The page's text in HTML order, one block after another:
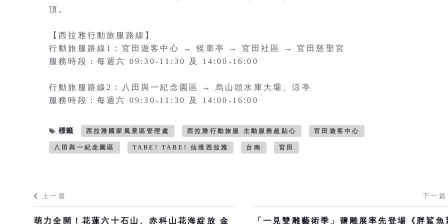
頂。
【西拉雅行動旅服路線】
行動旅服路線1：官田遊客中心 → 候車亭 → 官田社區 → 官田慈聖宮
服務時段：每週六 09:30-11:30 及 14:00-16:00
行動旅服路線2：八田與一紀念園區 → 烏山頭水庫大壩、涼亭
服務時段：每週六 09:30-11:30 及 14:00-16:00
標籤 西拉雅國家風景區管理處 西拉雅行動旅服 主動服務超貼心 官田遊客中心
八田與一紀念園區 TABE! TABE! 仙境西拉雅 台南 官田
上一篇
萌力全開！花蓮六十石山、赤科山花海綻放 金
下一篇
「一見雙雕藝術季」鹽雕展率先登場《胖鯊魚